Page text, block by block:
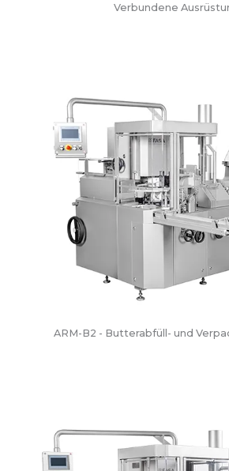
Verbundene
ARM-B2 - Butterabfüll- und